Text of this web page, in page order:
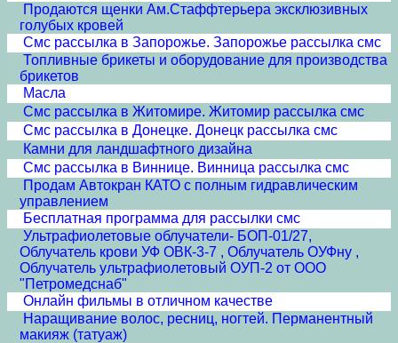
Продаются щенки Ам.Стаффтерьера эксклюзивных
голубых кровей
Смс рассылка в Запорожье. Запорожье рассылка смс
Топливные брикеты и оборудование для производства
брикетов
Масла
Смс рассылка в Житомире. Житомир рассылка смс
Смс рассылка в Донецке. Донецк рассылка смс
Камни для ландшафтного дизайна
Смс рассылка в Виннице. Винница рассылка смс
Продам Автокран КАТО с полным гидравлическим
управлением
Бесплатная программа для рассылки смс
Ультрафиолетовые облучатели- БОП-01/27,
Облучатель крови УФ ОВК-3-7 , Облучатель ОУФну ,
Облучатель ультрафиолетовый ОУП-2 от ООО
"Петромедснаб"
Онлайн фильмы в отличном качестве
Наращивание волос, ресниц, ногтей. Перманентный
макияж (татуаж)